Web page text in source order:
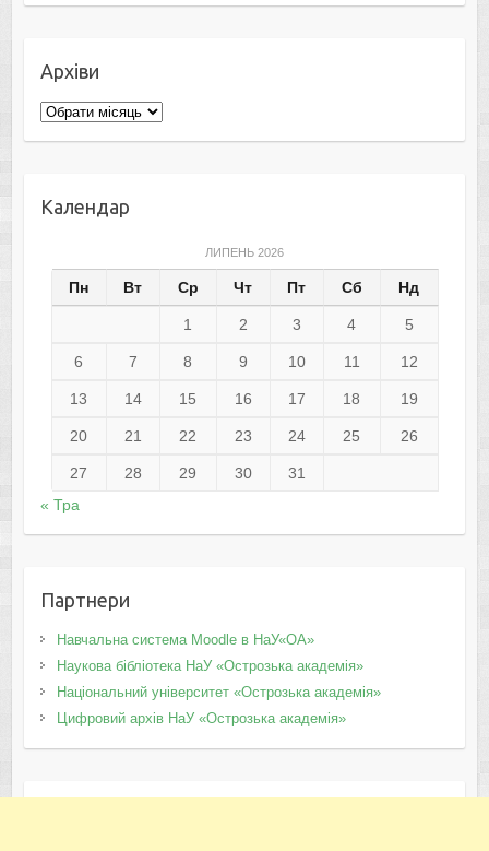
Архіви
Архіви
Календар
ЛИПЕНЬ 2026
Пн Вт Ср Чт Пт Сб Нд
1 2 3 4 5
6 7 8 9 10 11 12
13 14 15 16 17 18 19
20 21 22 23 24 25 26
27 28 29 30
31
« Тра
Партнери
Навчальна система Moodle в НаУ«ОА»
Наукова бібліотека НаУ «Острозька академія»
Національний університет «Острозька академія»
Цифровий архів НаУ «Острозька академія»